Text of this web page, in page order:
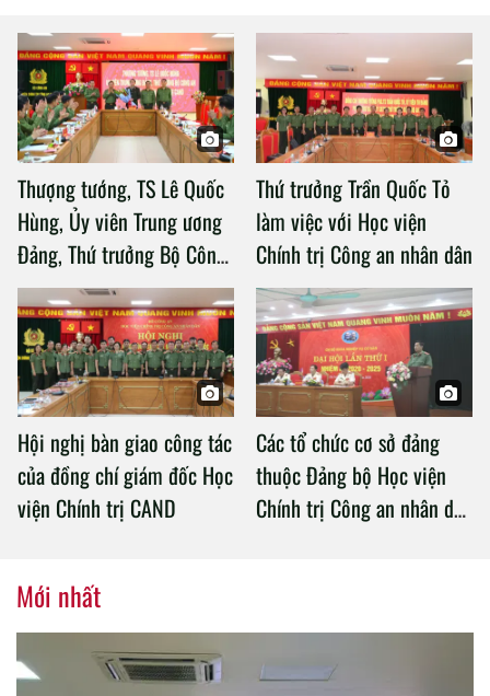
Thượng tướng, TS Lê Quốc
Hùng, Ủy viên Trung ương
Đảng, Thứ trưởng Bộ Công
an làm việc với Học viện
Chính trị Công an nhân dân
Thứ trưởng Trần Quốc Tỏ
làm việc với Học viện
Chính trị Công an nhân dân
Hội nghị bàn giao công tác
của đồng chí giám đốc Học
viện Chính trị CAND
Các tổ chức cơ sở đảng
thuộc Đảng bộ Học viện
Chính trị Công an nhân dân
Mới nhất